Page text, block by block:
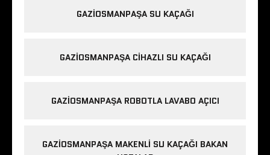
GAZIOSMANPAŞA SU KAÇAĞI
GAZIOSMANPAŞA CIHAZLI SU KAÇAĞI
GAZIOSMANPAŞA ROBOTLA LAVABO AÇICI
GAZIOSMANPAŞA MAKENLI SU KAÇAĞI BAKAN